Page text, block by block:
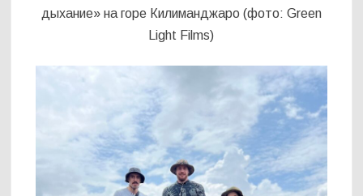
дыхание» на горе Килиманджаро (фото: Green
Light Films)